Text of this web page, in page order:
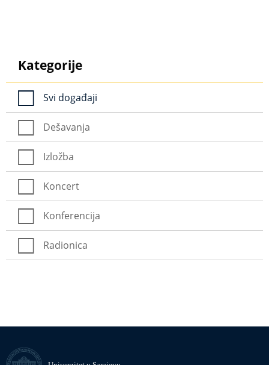
Kategorije
Svi događaji
Dešavanja
Izložba
Koncert
Konferencija
Radionica